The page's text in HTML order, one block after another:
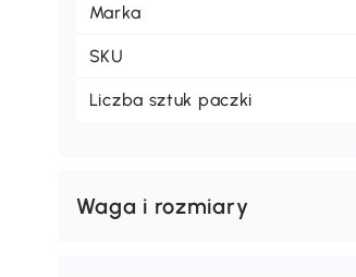
Marka
SKU
Liczba sztuk paczki
Waga i rozmiary